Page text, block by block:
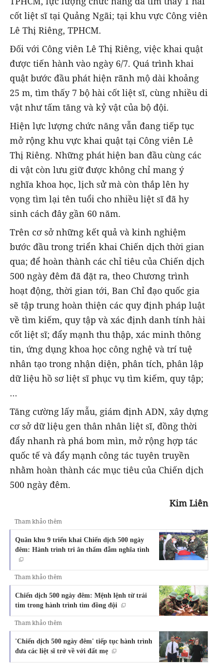
cốt liệt sĩ tại Quảng Ngãi; tại khu vực Công viên
Lê Thị Riêng, TPHCM.
Đối với Công viên Lê Thị Riêng, việc khai quật
được tiến hành vào ngày 6/7. Quá trình khai
quật bước đầu phát hiện rãnh mộ dài khoảng
25 m, tìm thấy 7 bộ hài cốt liệt sĩ, cùng nhiều di
vật như tấm tăng và kỷ vật của bộ đội.
Hiện lực lượng chức năng vẫn đang tiếp tục
mở rộng khu vực khai quật tại Công viên Lê
Thị Riêng. Những phát hiện ban đầu cùng các
di vật còn lưu giữ được không chỉ mang ý
nghĩa khoa học, lịch sử mà còn thắp lên hy
vọng tìm lại tên tuổi cho nhiều liệt sĩ đã hy
sinh cách đây gần 60 năm.
Trên cơ sở những kết quả và kinh nghiệm
bước đầu trong triển khai Chiến dịch thời gian
qua; để hoàn thành các chỉ tiêu của Chiến dịch
500 ngày đêm đã đặt ra, theo Chương trình
hoạt động, thời gian tới, Ban Chỉ đạo quốc gia
sẽ tập trung hoàn thiện các quy định pháp luật
về tìm kiếm, quy tập và xác định danh tính hài
cốt liệt sĩ; đẩy mạnh thu thập, xác minh thông
tin, ứng dụng khoa học công nghệ và trí tuệ
nhân tạo trong nhận diện, phân tích, phân lập
dữ liệu hồ sơ liệt sĩ phục vụ tìm kiếm, quy tập;
…
Tăng cường lấy mẫu, giám định ADN, xây dựng
cơ sở dữ liệu gen thân nhân liệt sĩ, đồng thời
đẩy nhanh rà phá bom mìn, mở rộng hợp tác
quốc tế và đẩy mạnh công tác tuyên truyền
nhằm hoàn thành các mục tiêu của Chiến dịch
500 ngày đêm.
Kim Liên
Tham khảo thêm
Quân khu 9 triển khai Chiến dịch 500 ngày
đêm: Hành trình tri ân thấm đẫm nghĩa tình
Tham khảo thêm
Chiến dịch 500 ngày đêm: Mệnh lệnh từ trái
tim trong hành trình tìm đồng đội
Tham khảo thêm
'Chiến dịch 500 ngày đêm' tiếp tục hành trình
đưa các liệt sĩ trở về với đất mẹ